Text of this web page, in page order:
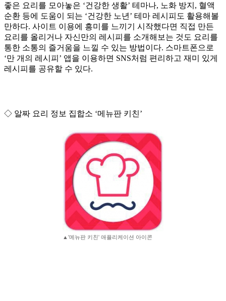
좋은 요리를 모아놓은 ‘건강한 생활’ 테마나, 노화 방지, 혈액
순환 등에 도움이 되는 ‘건강한 노년’ 테마 레시피도 활용해볼
만하다. 사이트 이용에 흥미를 느끼기 시작했다면 직접 만든
요리를 올리거나 자신만의 레시피를 소개해보는 것도 요리를
통한 소통의 즐거움을 느낄 수 있는 방법이다. 스마트폰으로
‘만 개의 레시피’ 앱을 이용하면 SNS처럼 편리하고 재미 있게
레시피를 공유할 수 있다.
◇ 알짜 요리 정보 집합소 ‘메뉴판 키친’
▲'메뉴판 키친' 애플리케이션 아이콘